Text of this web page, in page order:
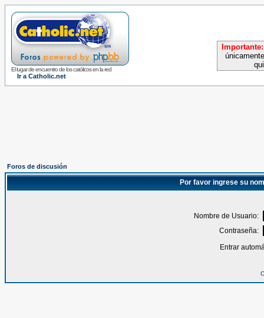
El lugar de encuentro de los católicos en la red
Ir a Catholic.net
Importante:
Foros de discusión
Por favor ingrese su
Nombre de Usuario:
Contraseña:
Entrar